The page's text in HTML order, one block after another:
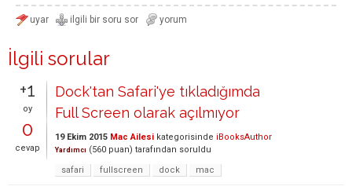
İlgili sorular
+1
oy
0
cevap
Dock'tan Safari'ye tıkladığımda
Full Screen olarak açılmıyor
19 Ekim 2015 Mac Ailesi kategorisinde iBooksAuthor
Yardımcı (560 puan) tarafından soruldu
safari
fullscreen dock mac